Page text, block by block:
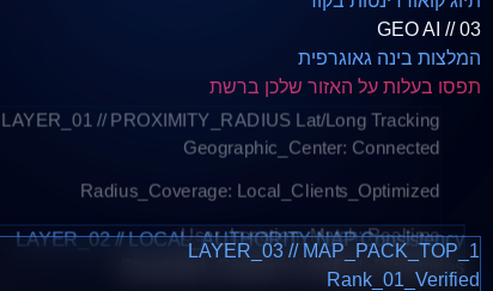
03 // GEO AI
המלצות בינה גאוגרפית
תפסו בעלות על האזור שלכן ברשת
LAYER_01 // PROXIMITY_RADIUS Lat/Long Tracking
Geographic_Center: Connected
Radius_Coverage: Local_Clients_Optimized
User_Location_Match: Realtime
LAYER_02 // LOCAL_AUTHORITY NAP Consistency
Structured_Citations: Verified_Directories
LAYER_03 // MAP_PACK_TOP_1
Rank_01_Verified